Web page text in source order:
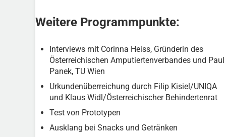
Weitere Programmpunkte:
Interviews mit Corinna Heiss, Gründerin des
Österreichischen Amputiertenverbandes und Paul
Panek, TU Wien
Urkundenüberreichung durch Filip Kisiel/UNIQA
und Klaus Widl/Österreichischer Behindertenrat
Test von Prototypen
Ausklang bei Snacks und Getränken